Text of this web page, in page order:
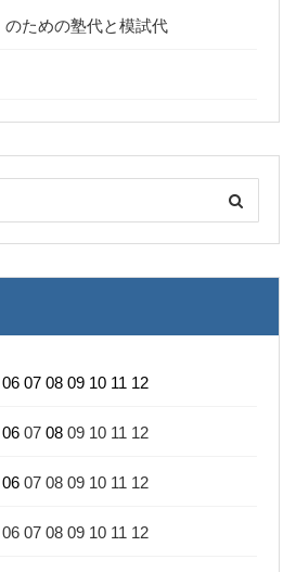
ための塾代と模試代
06 07 08 09 10 11 12
06 07 08 09 10 11 12
06 07 08 09 10 11 12
06 07 08 09 10 11 12